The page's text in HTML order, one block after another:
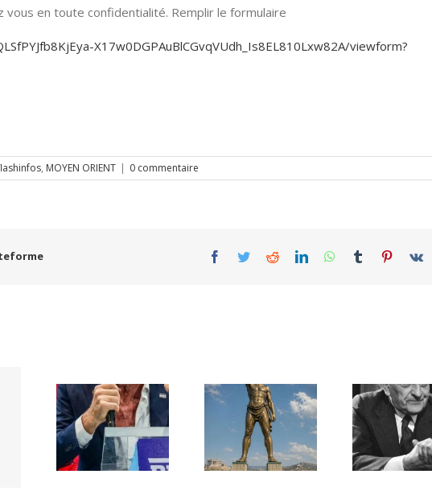
vous en toute confidentialité. Remplir le formulaire
X17w0DGPAuBlCGvqVUdh_Is8EL810Lxw82A/viewform?
, MOYEN ORIENT | 0 commentaire
Facebook
TwitterRedditLinkedInWhatsApp
Tumblr Pinterest
Vk
Ile de Rhodes ;
un foyer juif
déserté
Une lettre
inédite de
Malraux sur
l’État d’Israël |
PAR « LA REGLE